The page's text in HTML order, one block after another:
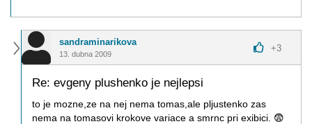
sandraminarikova
13. dubna 2009
+3
Re: evgeny plushenko je nejlepsi
to je mozne,ze na nej nema tomas,ale pljustenko zas
nema na tomasovi krokove variace a smrnc pri exibici. 😨